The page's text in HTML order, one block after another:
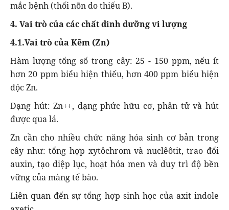
mắc bệnh (thối nõn do thiếu B).
4. Vai trò của các chất dinh dưỡng vi lượng
4.1.Vai trò của Kẽm (Zn)
Hàm lượng tổng số trong cây: 25 - 150 ppm, nếu ít
hơn 20 ppm biểu hiện thiếu, hơn 400 ppm biểu hiện
độc Zn.
Dạng hút: Zn++, dạng phức hữu cơ, phân tử và hút
được qua lá.
Zn cần cho nhiều chức năng hóa sinh cơ bản trong
cây như: tổng hợp xytôchrom và nuclêôtit, trao đổi
auxin, tạo diệp lục, hoạt hóa men và duy trì độ bền
vững của màng tế bào.
Liên quan đến sự tổng hợp sinh học của axit indole